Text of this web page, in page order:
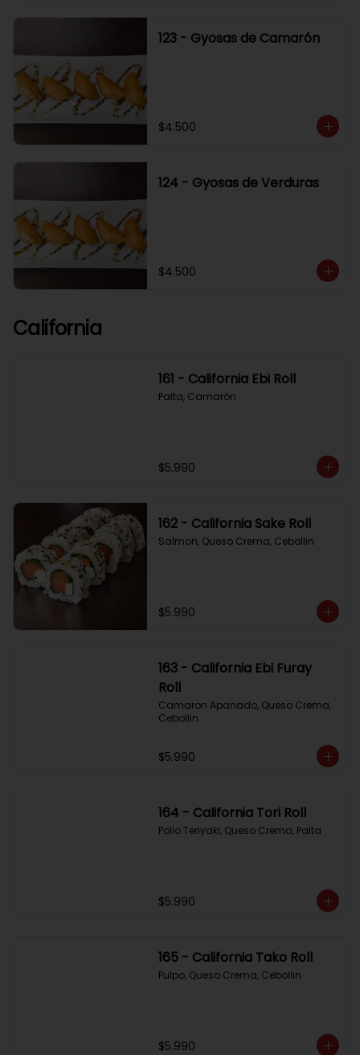
123 - Gyosas de Camarón
$4.500
124 - Gyosas de Verduras
$4.500
California
161 - California Ebi Roll
Palta, Camarón
$5.990
162 - California Sake Roll
Salmon, Queso Crema, Cebollin
$5.990
163 - California Ebi Furay
Roll
Camaron Apanado, Queso Crema,
Cebollin
$5.990
164 - California Tori Roll
Pollo Teriyaki, Queso Crema, Palta
$5.990
165 - California Tako Roll
Pulpo, Queso Crema, Cebollin
$5.990